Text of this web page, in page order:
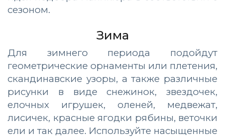
сезоном.
Зима
Для зимнего периода подойдут
геометрические орнаменты или плетения,
скандинавские узоры, а также различные
рисунки в виде снежинок, звездочек,
елочных игрушек, оленей, медвежат,
лисичек, красные ягодки рябины, веточки
ели и так далее. Используйте насыщенные